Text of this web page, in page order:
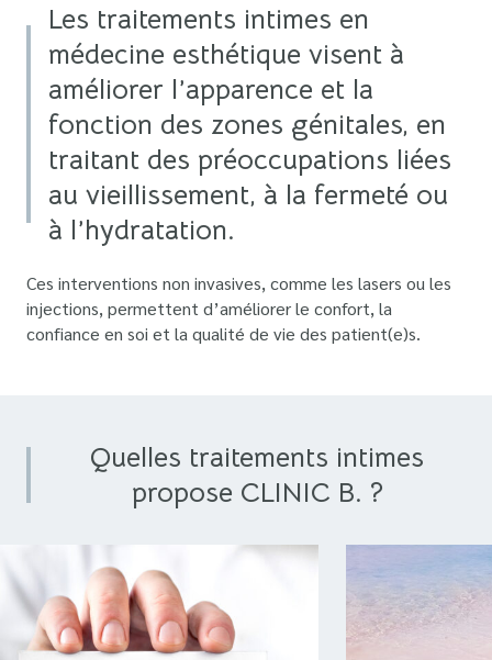
Les traitements intimes en
médecine esthétique visent à
améliorer l’apparence et la
fonction des zones génitales, en
traitant des préoccupations liées
au vieillissement, à la fermeté ou
à l’hydratation.
Ces interventions non invasives, comme les lasers ou les
injections, permettent d’améliorer le confort, la
confiance en soi et la qualité de vie des patient(e)s.
Quelles traitements intimes
propose CLINIC B. ?